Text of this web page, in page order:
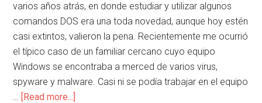
varios años atrás, en donde estudiar y utilizar algunos
comandos DOS era una toda novedad, aunque hoy estén
casi extintos, valieron la pena. Recientemente me ocurrió
el típico caso de un familiar cercano cuyo equipo
Windows se encontraba a merced de varios virus,
spyware y malware. Casi ni se podía trabajar en el equipo
… [Read more...]